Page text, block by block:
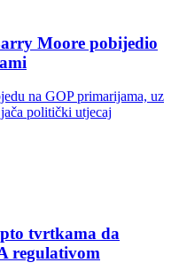
Moore pobijedio
na GOP primarijama, uz
politički utjecaj
tvrtkama da
regulativom